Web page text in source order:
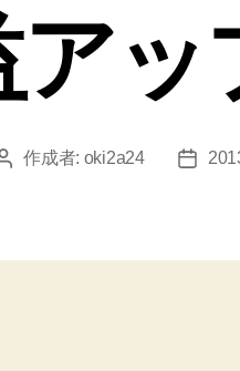
ア
投 作成者: oki2a24
投